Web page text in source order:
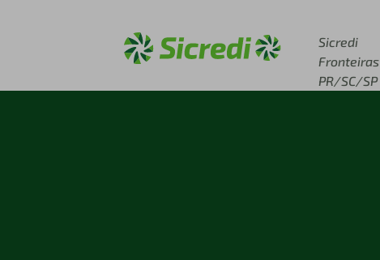
Sicredi
Fronteiras
PR/SC/SP